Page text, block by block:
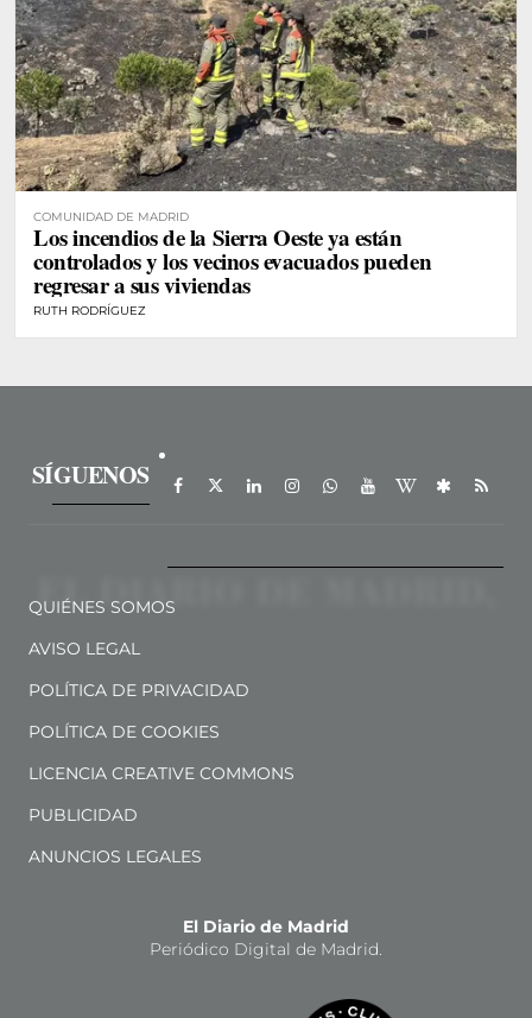
COMUNIDAD DE MADRID
Los incendios de la Sierra Oeste ya están
controlados y los vecinos evacuados pueden
regresar a sus viviendas
RUTH RODRÍGUEZ
SÍGUENOS
QUIÉNES SOMOS
AVISO LEGAL
POLÍTICA DE PRIVACIDAD
POLÍTICA DE COOKIES
LICENCIA CREATIVE COMMONS
PUBLICIDAD
ANUNCIOS LEGALES
El Diario de Madrid
Periódico Digital de Madrid.